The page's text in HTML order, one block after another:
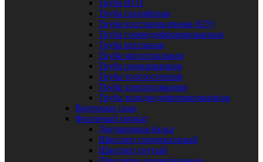
Труба ВГП
Труба газлифтная
Труба восстановленная (Б/У)
Труба горячедеформированная
Труба котельная
Труба магистральная
Труба оцинкованная
Труба толстостенная
Труба электросварная
Труба холоднодеформированная
Винтовые сваи
Фасонный прокат
Двутавровая балка
Швеллер горячекатаный
Швеллер гнутый